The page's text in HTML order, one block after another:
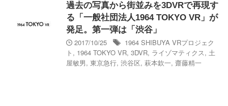
過去の写真から街並みを3DVRで再現す
る「一般社団法人1964 TOKYO VR」が
発足。第一弾は「渋谷」
2017/10/25
1964 SHIBUYA VRプロジェク
ト , 1964 TOKYO VR, 3DVR, ライゾマティクス, 土
屋敏男, 東京急行, 渋谷区, 萩本欽一, 齋藤精一